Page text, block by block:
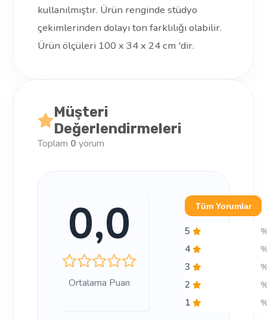
kullanılmıştır. Ürün renginde stüdyo
çekimlerinden dolayı ton farklılığı olabilir.
Ürün ölçüleri 100 x 34 x 24 cm 'dir.
Müşteri
Değerlendirmeleri
Toplam 0 yorum
0,0
Ortalama Puan
Tüm Yorumlar
5
4
3
2
1